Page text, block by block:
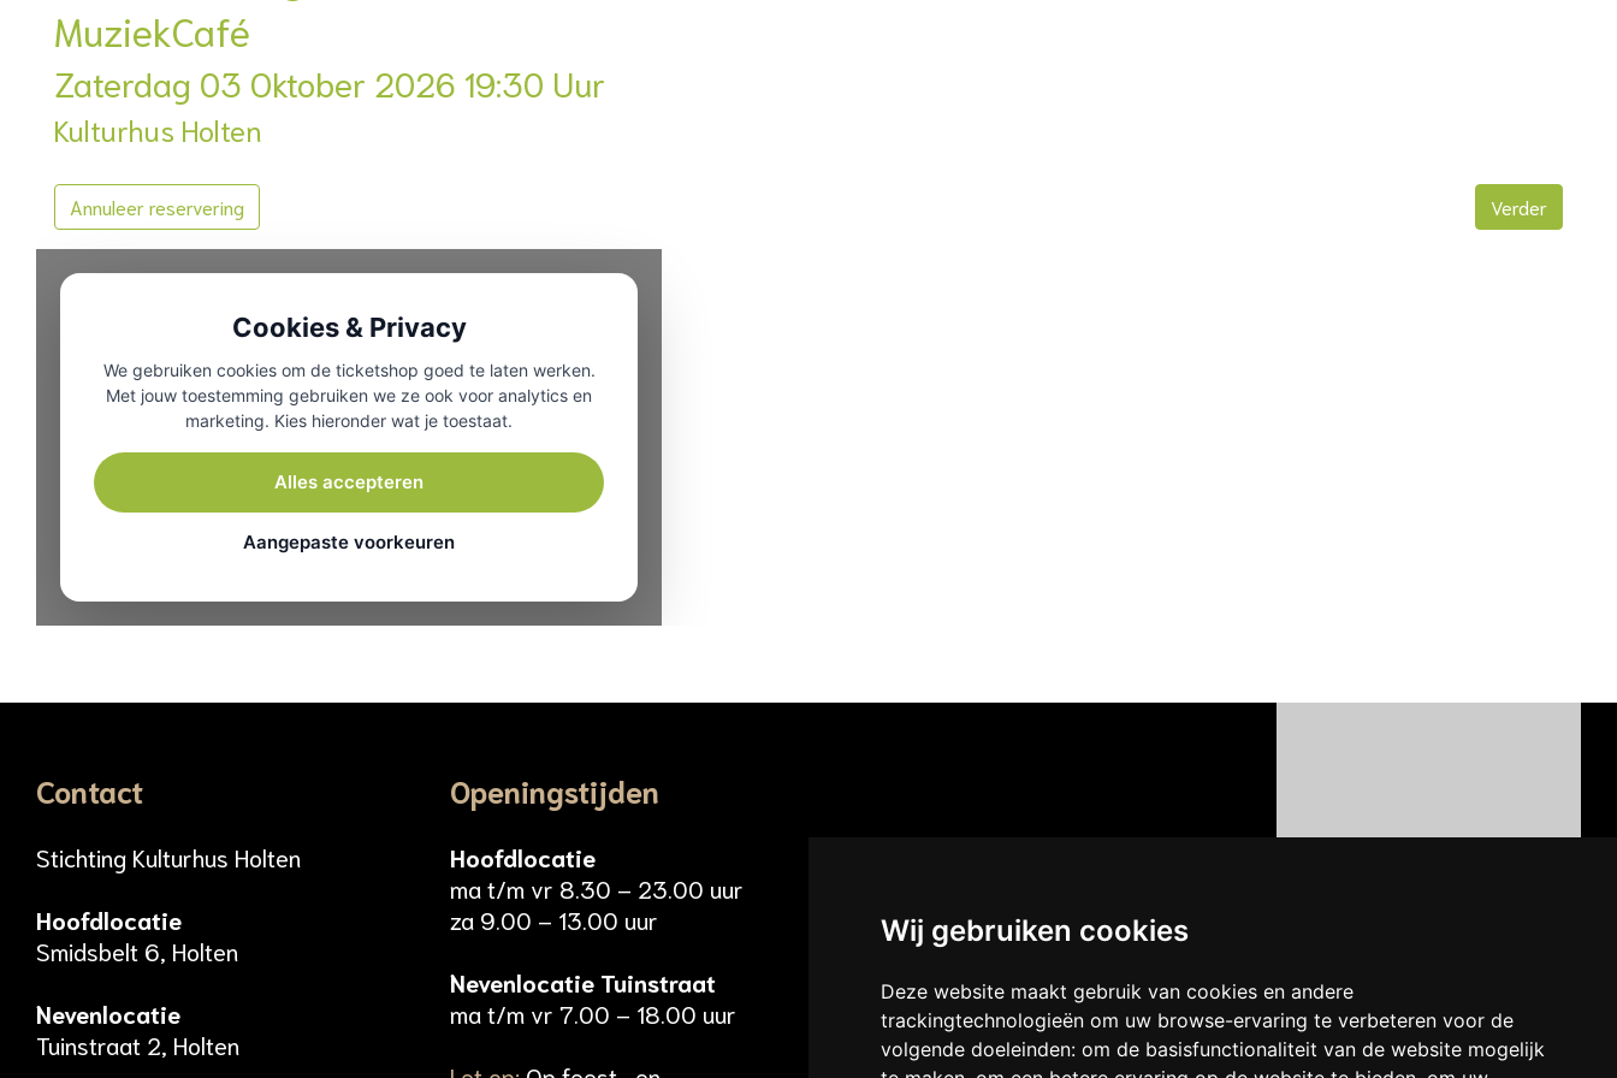
Wij gebruiken cookies
Deze website maakt gebruik van cookies en andere
trackingtechnologieën om uw browse-ervaring te verbeteren voor de
volgende doeleinden: om de basisfunctionaliteit van de website mogelijk
Contact
Stichting Kulturhus Holten
Hoofdlocatie
Smidsbelt 6, Holten
Nevenlocatie
Tuinstraat 2, Holten
Openingstijden
Hoofdlocatie
ma t/m vr 8.30 – 23.00 uur
za 9.00 – 13.00 uur
Nevenlocatie Tuinstraat
ma t/m vr 7.00 – 18.00 uur